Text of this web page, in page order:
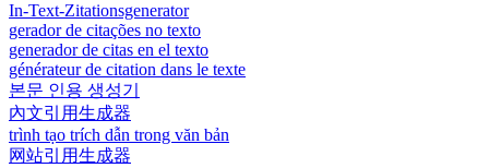
In-Text-Zitationsgenerator
gerador de citações no texto
generador de citas en el texto
générateur de citation dans le texte
본문 인용 생성기
內文引用生成器
trình tạo trích dẫn trong văn bản
网站引用生成器